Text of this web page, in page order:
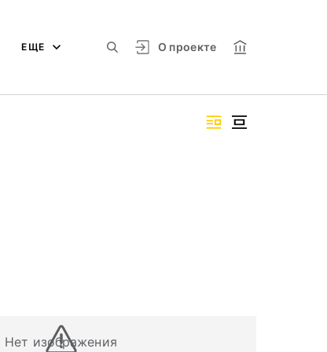
О проекте
ЕЩЕ
Нет изображения